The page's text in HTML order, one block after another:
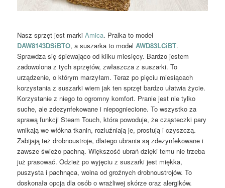
Nasz sprzęt jest markiAmica. Pralka to model
DAW8143DSiBTO, a suszarka to modelAWD83LCiBT.
Sprawdza się śpiewająco od kilku miesięcy. Bardzo jestem
zadowolona z tych sprzętów, zwłaszcza z suszarki. To
urządzenie, o którym marzyłam. Teraz po pięciu miesiącach
korzystania z suszarki wiem jak ten sprzęt bardzo ułatwia życie.
Korzystanie z niego to ogromny komfort. Pranie jest nie tylko
suche, ale zdezynfekowane i niepogniecione. To wszystko za
sprawą funkcji Steam Touch, która powoduje, że cząsteczki pary
wnikają we włókna tkanin, rozluźniają je, prostują i czyszczą.
Zabijają też drobnoustroje, dlatego ubrania są zdezynfekowane i
zawsze świeżo pachną. Większość ubrań dzięki temu nie trzeba
już prasować. Odzież po wyjęciu z suszarki jest miękka,
puszysta i pachnąca, wolna od groźnych drobnoustrojów. To
doskonała opcja dla osób o wrażliwej skórze oraz alergików.